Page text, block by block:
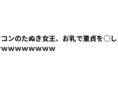
コンのたぬき女王、お乳で童貞を○し
ｗｗｗｗｗｗｗ